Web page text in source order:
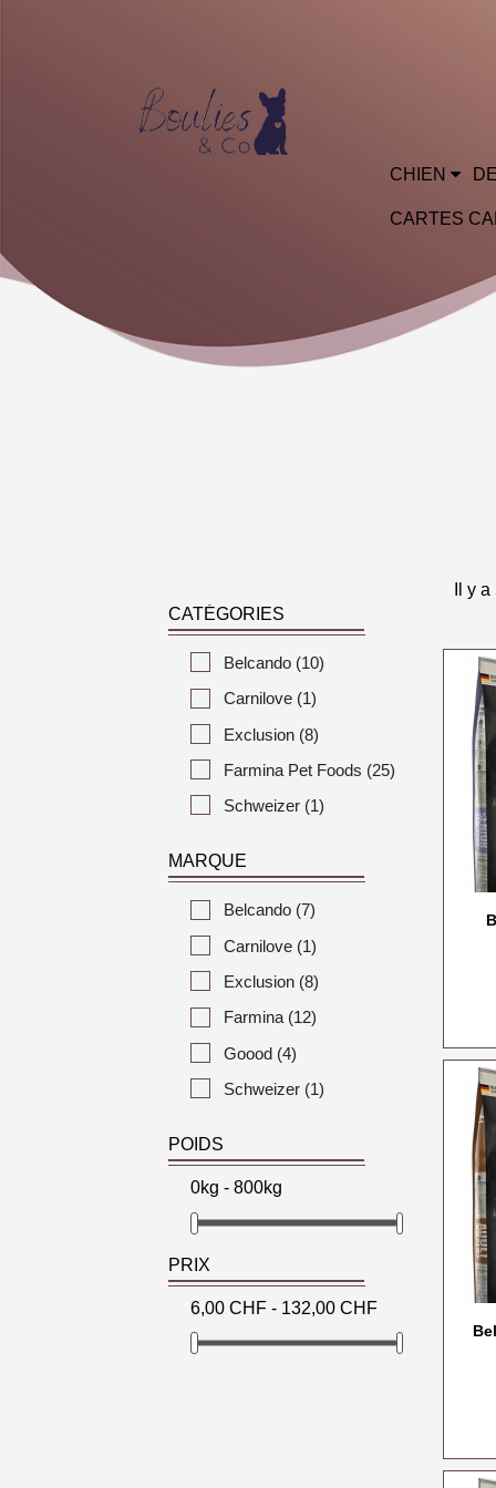
CHIEN
CARTES
CATÉGORIES
Belcando (10)
Carnilove (1)
Exclusion (8)
Farmina Pet Foods (25)
Schweizer (1)
MARQUE
Belcando (7)
Carnilove (1)
Exclusion (8)
Farmina (12)
Goood (4)
Schweizer (1)
POIDS
0kg - 800kg
PRIX
6,00 CHF - 132,00 CHF
Il y